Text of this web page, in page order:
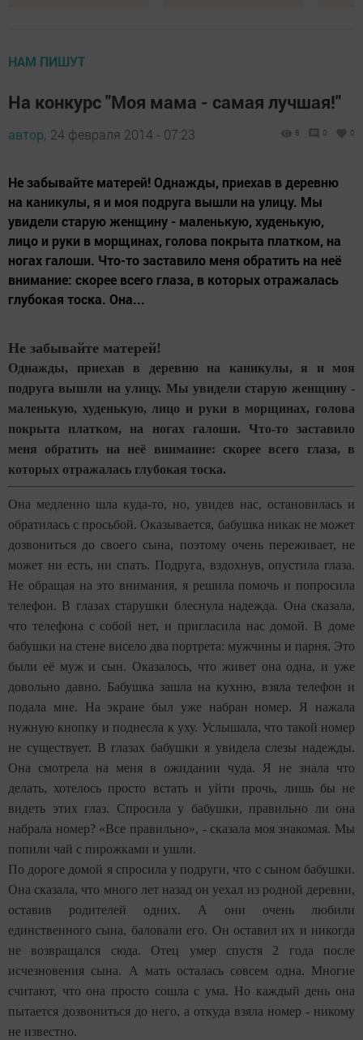
НАМ ПИШУТ
На конкурс "Моя мама - самая лучшая!"
автор, 24 февраля 2014 - 07:23 8 0 0
Не забывайте матерей! Однажды, приехав в деревню
на каникулы, я и моя подруга вышли на улицу. Мы
увидели старую женщину - маленькую, худенькую,
лицо и руки в морщинах, голова покрыта платком, на
ногах галоши. Что-то заставило меня обратить на неё
внимание: скорее всего глаза, в которых отражалась
глубокая тоска. Она...
Не забывайте матерей!
Однажды, приехав в деревню на каникулы, я и моя
подруга вышли на улицу. Мы увидели старую женщину -
маленькую, худенькую, лицо и руки в морщинах, голова
покрыта платком, на ногах галоши. Что-то заставило
меня обратить на неё внимание: скорее всего глаза, в
которых отражалась глубокая тоска.
Она медленно шла куда-то, но, увидев нас, остановилась и
обратилась с просьбой. Оказывается, бабушка никак не может
дозвониться до своего сына, поэтому очень переживает, не
может ни есть, ни спать. Подруга, вздохнув, опустила глаза.
Не обращая на это внимания, я решила помочь и попросила
телефон. В глазах старушки блеснула надежда. Она сказала,
что телефона с собой нет, и пригласила нас домой. В доме
бабушки на стене висело два портрета: мужчины и парня. Это
были её муж и сын. Оказалось, что живет она одна, и уже
довольно давно. Бабушка зашла на кухню, взяла телефон и
подала мне. На экране был уже набран номер. Я нажала
нужную кнопку и поднесла к уху. Услышала, что такой номер
не существует. В глазах бабушки я увидела слезы надежды.
Она смотрела на меня в ожидании чуда. Я не знала что
делать, хотелось просто встать и уйти прочь, лишь бы не
видеть этих глаз. Спросила у бабушки, правильно ли она
набрала номер? «Все правильно», - сказала моя знакомая. Мы
попили чай с пирожками и ушли.
По дороге домой я спросила у подруги, что с сыном бабушки.
Она сказала, что много лет назад он уехал из родной деревни,
оставив родителей одних. А они очень любили
единственного сына, баловали его. Он оставил их и никогда
не возвращался сюда. Отец умер спустя 2 года после
исчезновения сына. А мать осталась совсем одна. Многие
считают, что она просто сошла с ума. Но каждый день она
пытается дозвониться до него, а откуда взяла номер - никому
не известно.